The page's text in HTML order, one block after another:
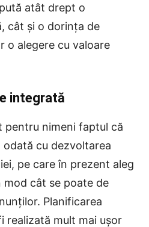
atât drept o
cât și o dorința de
o alegere cu valoare
integrată
pentru nimeni faptul că
odată cu dezvoltarea
pe care în prezent aleg
cât se poate de
Planificarea
realizată mult mai ușor